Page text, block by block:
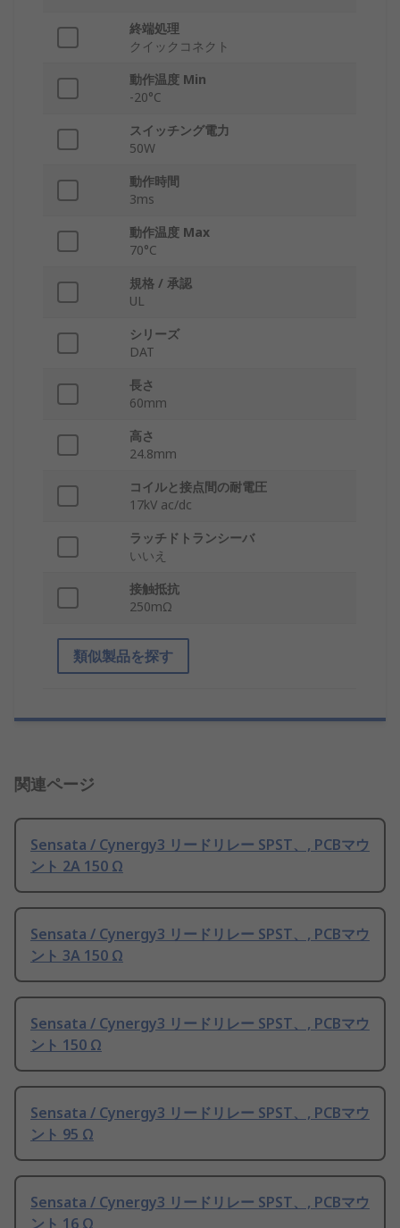
終端処理
クイックコネクト
動作温度 Min
-20°C
スイッチング電力
50W
動作時間
3ms
動作温度 Max
70°C
規格 / 承認
UL
シリーズ
DAT
長さ
60mm
高さ
24.8mm
コイルと接点間の耐電圧
17kV ac/dc
ラッチドトランシーバ
いいえ
接触抵抗
250mΩ
類似製品を探す
関連ページ
Sensata / Cynergy3 リードリレー SPST、, PCBマウ
ント 2A 150 Ω
Sensata / Cynergy3 リードリレー SPST、, PCBマウ
ント 3A 150 Ω
Sensata / Cynergy3 リードリレー SPST、, PCBマウ
ント 150 Ω
Sensata / Cynergy3 リードリレー SPST、, PCBマウ
ント 95 Ω
Sensata / Cynergy3 リードリレー SPST、, PCBマウ
ント 16 Ω